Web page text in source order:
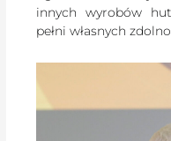
innych wyrobów
pełni własnych